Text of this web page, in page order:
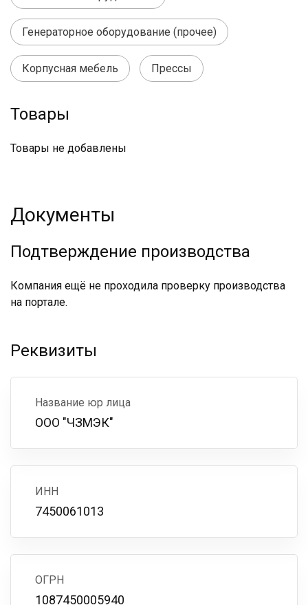
Генераторное оборудование (прочее)
Корпусная мебель Прессы
Товары
Товары не добавлены
Документы
Подтверждение производства
Компания ещё не проходила проверку производства
на портале.
Реквизиты
Название юр лица
ООО "ЧЗМЭК"
ИНН
7450061013
ОГРН
1087450005940